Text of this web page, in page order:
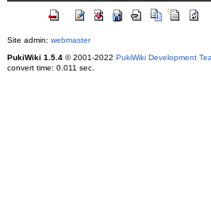
Site admin: webmaster
PukiWiki 1.5.4© 2001-2022 PukiWiki Development
convert time: 0.011 sec.